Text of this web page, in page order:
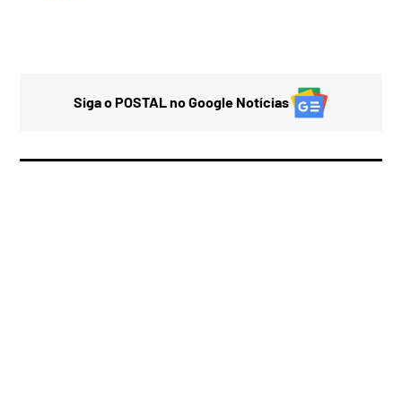
Siga o POSTAL no Google Notícias